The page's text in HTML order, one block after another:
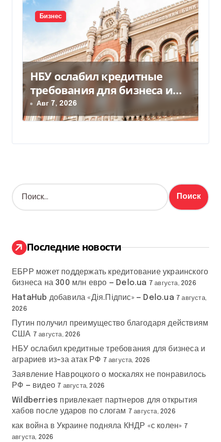
Бизнес
НБУ ослабил кредитные
требования для бизнеса и
аграриев из-за атак РФ
Авг 7, 2026
Н
а
:
Последние новости
ЕБРР может поддержать кредитование украинского
бизнеса на 300 млн евро — Delo.ua 7 августа, 2026
HataHub добавила «Дія.Підпис» — Delo.ua 7 августа,
2026
Путин получил преимущество благодаря действиям
США 7 августа, 2026
НБУ ослабил кредитные требования для бизнеса и
аграриев из-за атак РФ 7 августа, 2026
Заявление Навроцкого о москалях не понравилось
РФ — видео 7 августа, 2026
Wildberries привлекает партнеров для открытия
хабов после ударов по слогам 7 августа, 2026
как война в Украине подняла КНДР «с колен» 7
августа, 2026